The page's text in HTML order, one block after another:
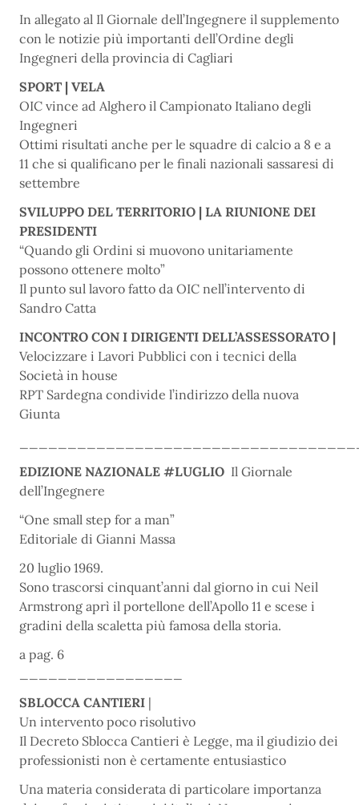
In allegato al Il Giornale dell’Ingegnere il supplemento
con le notizie più importanti dell’Ordine degli
Ingegneri della provincia di Cagliari
SPORT | VELA
OIC vince ad Alghero il Campionato Italiano degli
Ingegneri
Ottimi risultati anche per le squadre di calcio a 8 e a
11 che si qualificano per le finali nazionali sassaresi di
settembre
SVILUPPO DEL TERRITORIO | LA RIUNIONE DEI
PRESIDENTI
“Quando gli Ordini si muovono unitariamente
possono ottenere molto”
Il punto sul lavoro fatto da OIC nell’intervento di
Sandro Catta
INCONTRO CON I DIRIGENTI DELL’ASSESSORATO |
Velocizzare i Lavori Pubblici con i tecnici della
Società in house
RPT Sardegna condivide l’indirizzo della nuova
Giunta
EDIZIONE NAZIONALE #LUGLIO Il Giornale
dell’Ingegnere
“One small step for a man”
Editoriale di Gianni Massa
20 luglio 1969.
Sono trascorsi cinquant’anni dal giorno in cui Neil
Armstrong aprì il portellone dell’Apollo 11 e scese i
gradini della scaletta più famosa della storia.
a pag. 6
SBLOCCA CANTIERI |
Un intervento poco risolutivo
Il Decreto Sblocca Cantieri è Legge, ma il giudizio dei
professionisti non è certamente entusiastico
Una materia considerata di particolare importanza